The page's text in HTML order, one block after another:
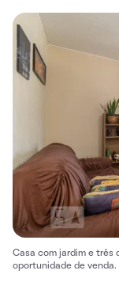
Casa com jardim e três
oportunidade de venda.